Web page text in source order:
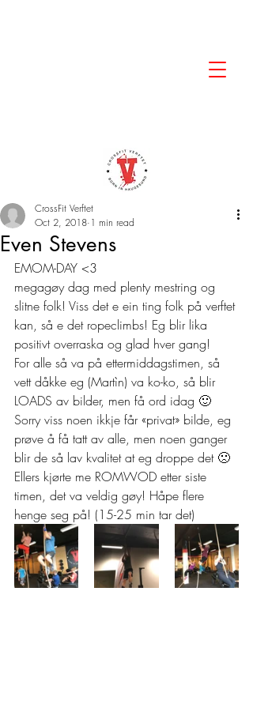
Even Stevens
CrossFit Verftet
Oct 2, 2018 1 min read
EMOM-DAY <3
megagøy dag med plenty mestring og
slitne folk! Viss det e ein ting folk på verftet
kan, så e det ropeclimbs! Eg blir lika
positivt overraska og glad hver gang!
For alle så va på ettermiddagstimen, så
vett dåkke eg (Martìn) va ko-ko, så blir
LOADS av bilder, men få ord idag 🙂
Sorry viss noen ikkje får «privat» bilde, eg
prøve å få tatt av alle, men noen ganger
blir de så lav kvalitet at eg droppe det 🙁
Ellers kjørte me ROMWOD etter siste
timen, det va veldig gøy! Håpe flere
henge seg på! (15-25 min tar det)